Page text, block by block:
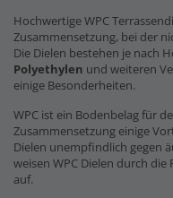
Hochwertige WPC
Zusammensetzung, bei der
Die Dielen bestehen je nach
Polyethylen und weiteren
einige Besonderheiten.
WPC ist ein Bodenbelag für
Zusammensetzung einige
Dielen unempfindlich gegen
weisen WPC Dielen durch die
auf.